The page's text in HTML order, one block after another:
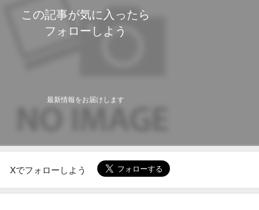
この記事が気に入ったら
フォローしよう
最新情報をお届けします
Xでフォローしよう